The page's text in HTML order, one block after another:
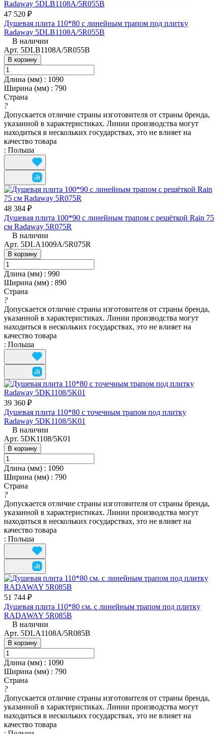
47 520 ₽
Душевая плита 110*80 с линейным трапом под плитку
Radaway 5DLB1108A/5R055B
В наличии
Арт. 5DLB1108A/5R055B
В корзину
Длина (мм) : 1090
Ширина (мм) : 790
Страна
?
Допускается отличие страны изготовителя от страны бренда,
указанной в характеристиках. Линии производства могут
находиться в нескольких государствах, это не влияет на
качество товара
: Польша
48 384 ₽
Душевая плита 100*90 с линейным трапом с решёткой Rain 75
см Radaway 5R075R
В наличии
Арт. 5DLA1009A/5R075R
В корзину
Длина (мм) : 990
Ширина (мм) : 890
Страна
?
Допускается отличие страны изготовителя от страны бренда,
указанной в характеристиках. Линии производства могут
находиться в нескольких государствах, это не влияет на
качество товара
: Польша
39 360 ₽
Душевая плита 110*80 с точечным трапом под плитку
Radaway 5DK1108/5K01
В наличии
Арт. 5DK1108/5K01
В корзину
Длина (мм) : 1090
Ширина (мм) : 790
Страна
?
Допускается отличие страны изготовителя от страны бренда,
указанной в характеристиках. Линии производства могут
находиться в нескольких государствах, это не влияет на
качество товара
: Польша
51 744 ₽
Душевая плита 110*80 см. с линейным трапом под плитку
RADAWAY 5R085B
В наличии
Арт. 5DLA1108A/5R085B
В корзину
Длина (мм) : 1090
Ширина (мм) : 790
Страна
?
Допускается отличие страны изготовителя от страны бренда,
указанной в характеристиках. Линии производства могут
находиться в нескольких государствах, это не влияет на
качество товара